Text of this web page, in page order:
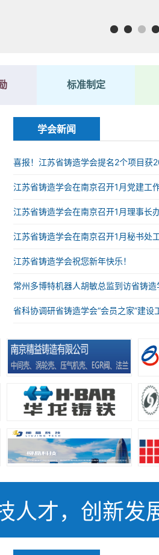
3 4
标准制定
学会新闻
喜报！江苏省铸造学会提名2个项目获
科学技术奖”
江苏省铸造学会在南京召开1月党建工
江苏省铸造学会在南京召开1月理事长
江苏省铸造学会在南京召开1月秘书处
江苏省铸造学会祝您新年快乐！
常州多博特机器人胡敏总监到访省铸
造智能化合作大计
省科协调研省铸造学会“会员之家”建设
人才，创新发